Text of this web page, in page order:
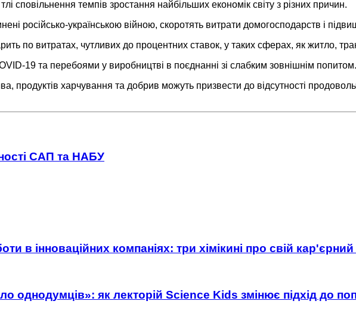
сповільнення темпів зростання найбільших економік світу з різних причин.
російсько-українською війною, скоротять витрати домогосподарств і
по витратах, чутливих до процентних ставок, у таких сферах, як житло,
19 та перебоями у виробництві в поєднанні зі слабким зовнішнім попитом.
продуктів харчування та добрив можуть призвести до відсутності
САП та НАБУ
в інноваційних компаніях: три хімікині про свій
однодумців»: як лекторій Science Kids змінює підхід до